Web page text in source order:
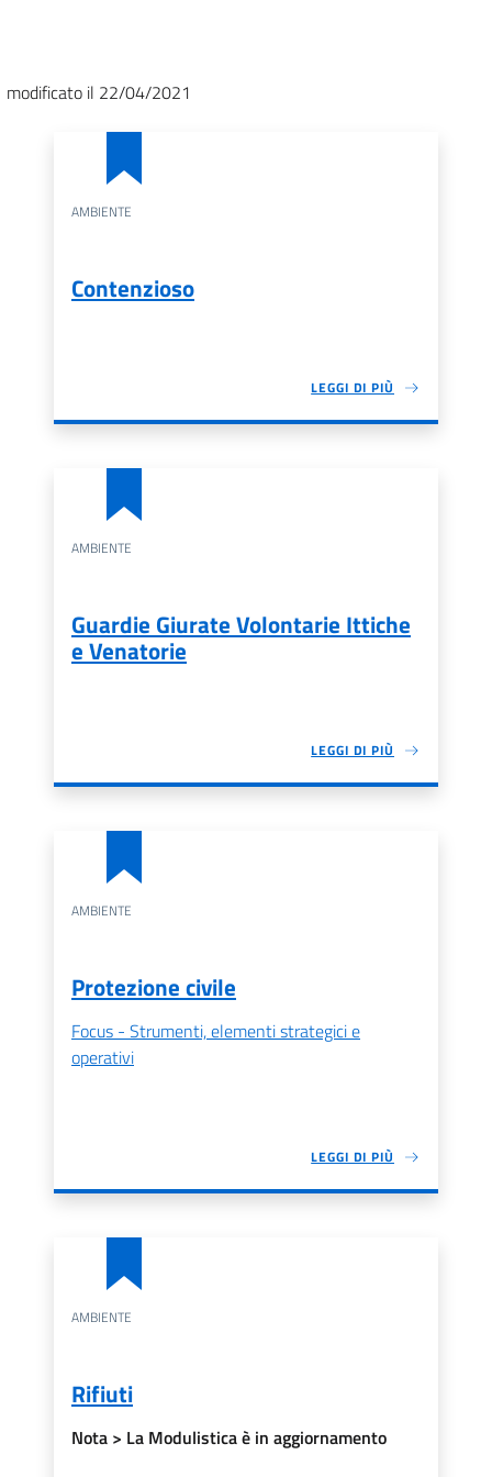
modificato il 22/04/2021
AMBIENTE
Contenzioso
LEGGI DI PIÙ
AMBIENTE
Guardie Giurate Volontarie Ittiche
e Venatorie
LEGGI DI PIÙ
AMBIENTE
Protezione civile
Focus - Strumenti, elementi strategici e
operativi
LEGGI DI PIÙ
AMBIENTE
Rifiuti
Nota > La Modulistica è in aggiornamento